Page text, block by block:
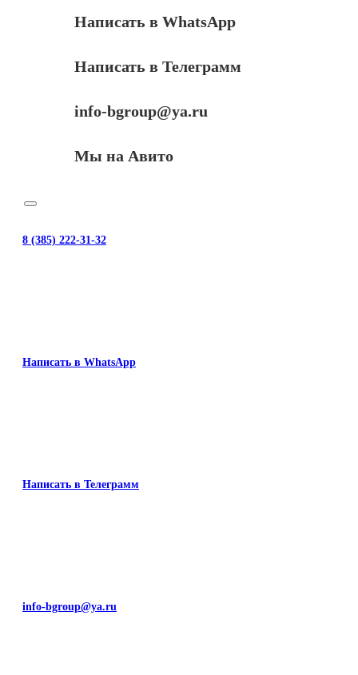
Написать в WhatsApp
Написать в Телеграмм
info-bgroup@ya.ru
Мы на Авито
8 (385) 222-31-32
Написать в WhatsApp
Написать в Телеграмм
info-bgroup@ya.ru